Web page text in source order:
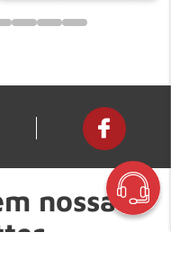
nossa